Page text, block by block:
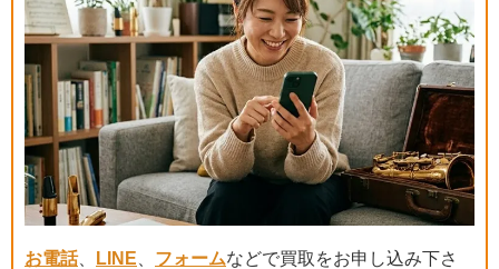
お電話、 LINE フォームなどで買取をお申し込み下さ